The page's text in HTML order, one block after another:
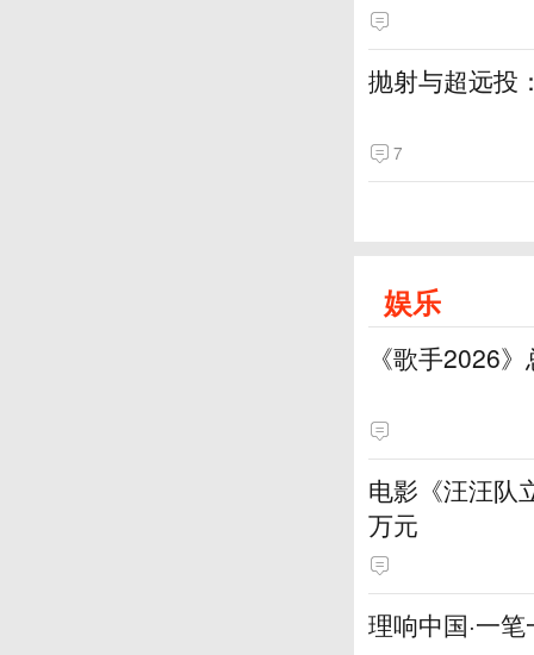
抛射与超远投
7
娱乐
《歌手2026
电影《汪汪队
万元
理响中国·一